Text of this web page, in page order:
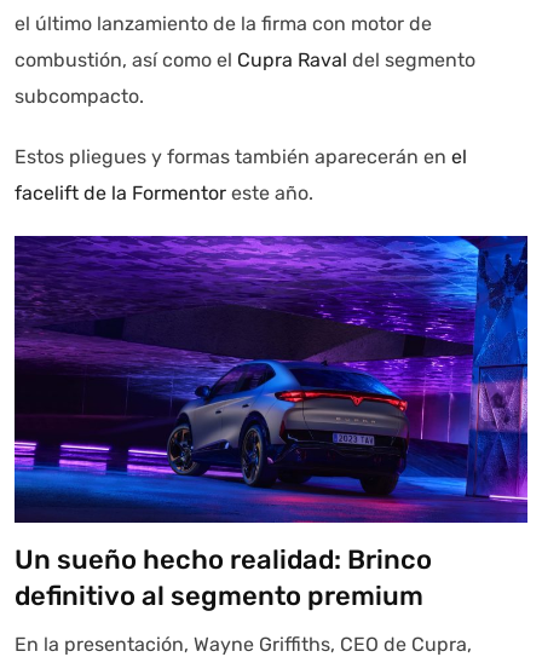
el último lanzamiento de la firma con motor de
combustión, así como el Cupra Raval del segmento
subcompacto.
Estos pliegues y formas también aparecerán en el
facelift de la Formentor este año.
Un sueño hecho realidad: Brinco
definitivo al segmento premium
En la presentación, Wayne Griffiths, CEO de Cupra,